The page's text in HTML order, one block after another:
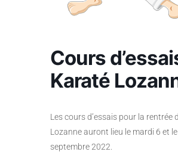
Cours
Karaté
Les cours d’essais pour la rentrée
Lozanne auront lieu le mardi 6 et
septembre 2022.